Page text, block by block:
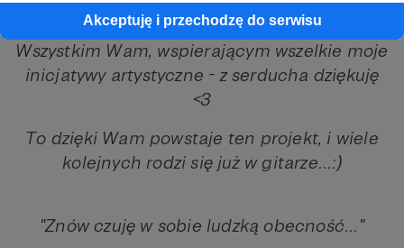
Akceptuję i przechodzę do serwisu
taką płytkę zapewnić :)
Wszystkim Wam, wspierającym wszelkie moje
inicjatywy artystyczne - z serducha dziękuję
<3
To dzięki Wam powstaje ten projekt, i wiele
kolejnych rodzi się już w gitarze...:)
"Znów czuję w sobie ludzką obecność..."